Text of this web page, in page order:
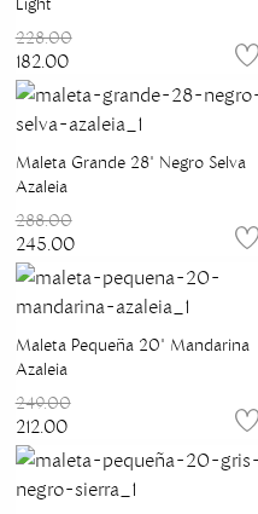
228.00
182.00
Maleta Grande 28" Negro Selva
Azaleia
288.00
245.00
Maleta Pequeña 20" Mandarina
Azaleia
249.00
212.00